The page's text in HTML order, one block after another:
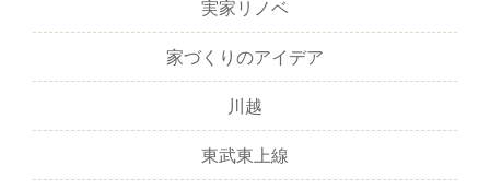
実家リノベ
家づくりのアイデア
川越
東武東上線